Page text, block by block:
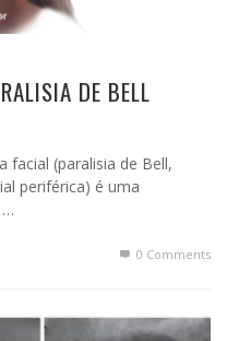
DE BELL
facial (paralisia de Bell,
periférica) é uma
…
0 Comments